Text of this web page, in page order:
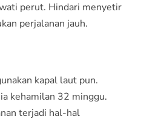
perut. Hindari menyetir
perjalanan jauh.
kapal laut pun.
kehamilan 32 minggu.
terjadi hal-hal